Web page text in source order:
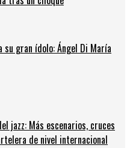
su gran ídolo: Ángel Di María
jazz: Más escenarios, cruces
de nivel internacional